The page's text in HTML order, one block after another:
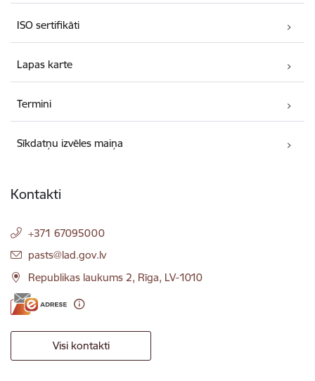
ISO sertifikāti
Lapas karte
Termini
Sīkdatņu izvēles maiņa
Kontakti
+371 67095000
E-pasts:
pasts@lad.gov.lv
Republikas laukums 2, Rīga, LV-1010
Visi kontakti